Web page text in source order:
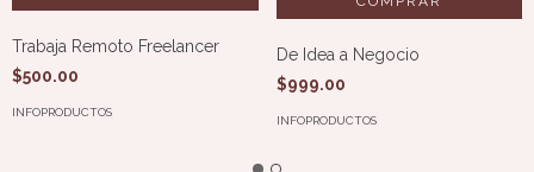
Trabaja Remoto Freelancer
$500.00
INFOPRODUCTOS
De Idea a Negocio
$999.00
INFOPRODUCTOS